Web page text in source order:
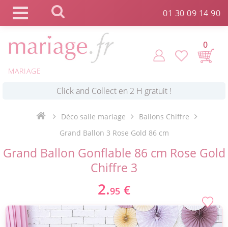
01 30 09 14 90
MARIAGE
0
Commande expédiée en 24h ! *
Livraison point relais gratuit dès 89 € !*
Payez votre commande en 4X sans frais
Déco salle mariage
Ballons Chiffre
Grand Ballon 3 Rose Gold 86 cm
Grand Ballon Gonflable 86 cm Rose Gold
Chiffre 3
2.95 €
Panneau de gestion des cookies